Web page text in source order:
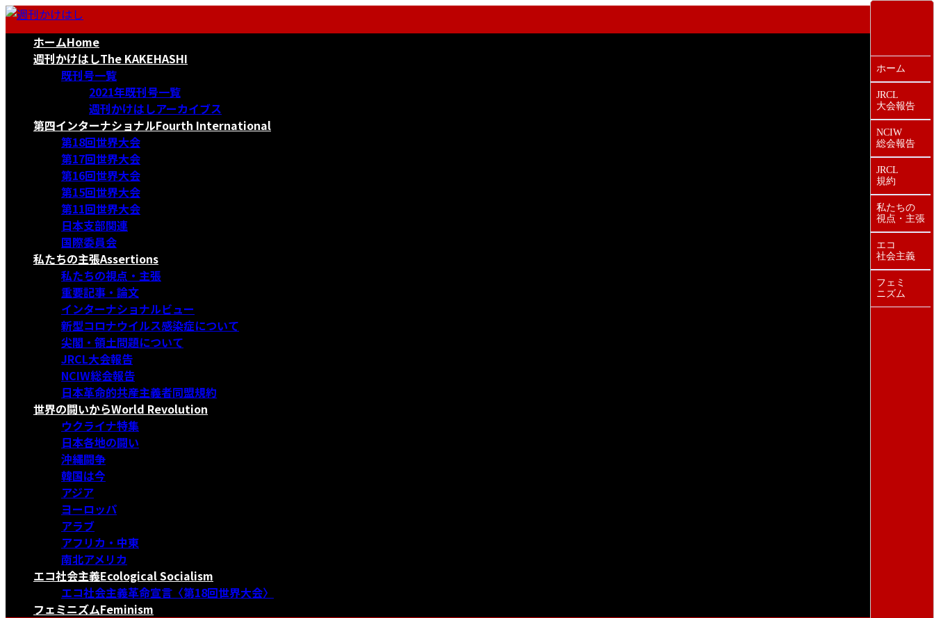
コ
ナ
ホームHome
週刊かけはしThe KAKEHASHI
既刊号一覧
2021年既刊号一覧
週刊かけはしアーカイブス
第四インターナショナルFourth International
第18回世界大会
第17回世界大会
第16回世界大会
第15回世界大会
第11回世界大会
日本支部関連
国際委員会
私たちの主張Assertions
私たちの視点・主張
重要記事・論文
インターナショナルビュー
新型コロナウイルス感染症について
尖閣・領土問題について
JRCL大会報告
NCIW総会報告
日本革命的共産主義者同盟規約
世界の闘いからWorld Revolution
ウクライナ特集
日本各地の闘い
沖縄闘争
韓国は今
アジア
ヨーロッパ
アラブ
アフリカ・中東
南北アメリカ
エコ社会主義Ecological Socialism
エコ社会主義革命宣言〈第18回世界大会〉
フェミニズムFeminism
ホーム
JRCL
大会報告
NCIW
総会報告
JRCL
規約
私たちの
視点・主張
エコ
社会主義
フェミ
ニズム